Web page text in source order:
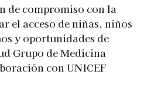
de compromiso con la
el acceso de niñas, niños
y oportunidades de
Grupo de Medicina
con UNICEF